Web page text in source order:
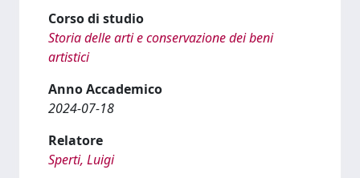
Corso di studio
Storia delle arti e conservazione dei beni
artistici
Anno Accademico
2024-07-18
Relatore
Sperti, Luigi